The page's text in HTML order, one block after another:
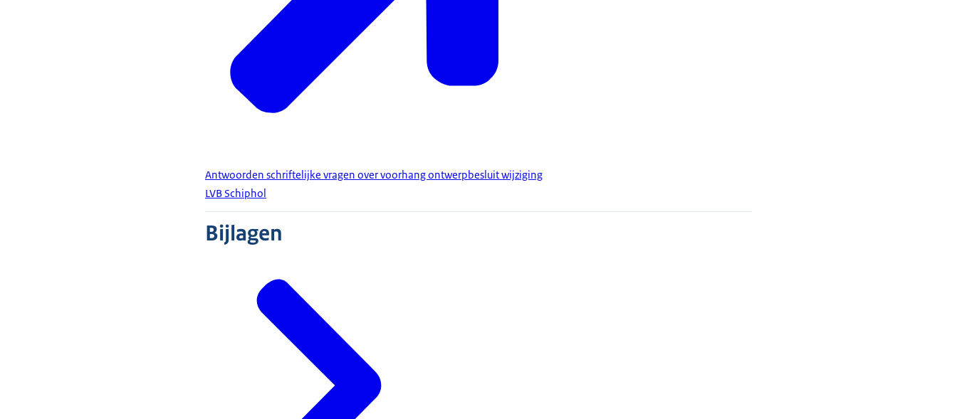
Antwoorden schriftelijke vragen over voorhang ontwerpbesluit wijziging
LVB Schiphol
Bijlagen